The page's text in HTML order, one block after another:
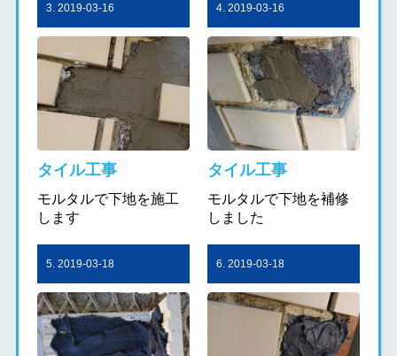
3. 2019-03-16
タイル工事
モルタルで下地を施工
します
4. 2019-03-16
タイル工事
モルタルで下地を補修
しました
5. 2019-03-18 6. 2019-03-18